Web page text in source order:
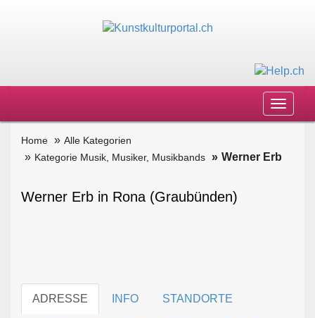
Toggle
Home
Alle Kategorien
Kategorie Musik, Musiker, Musikbands
Werner Erb
Werner Erb in Rona (Graubünden)
ADRESSE INFO STANDORTE